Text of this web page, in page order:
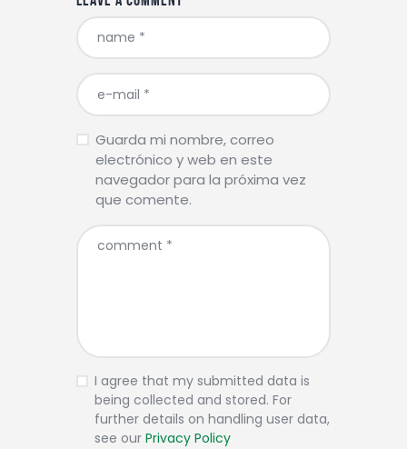
Guarda mi nombre, correo
electrónico y web en este
navegador para la próxima vez
que comente.
I agree that my submitted data is
being collected and stored. For
further details on handling user data,
see our Privacy Policy